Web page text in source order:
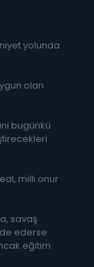
yolunda
olan
bugünkü
milli onur
savaş
ederse
eğitim